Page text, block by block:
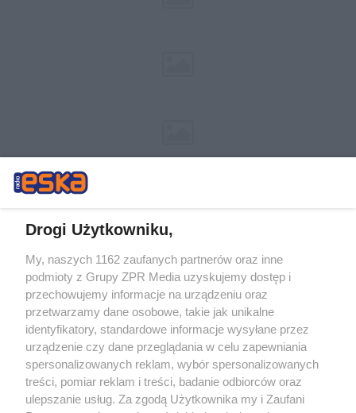
Żaden utwór zamieszczony w serwisie nie może być powielany i
rozpowszechniany lub dalej rozpowszechniany w jakikolwiek sposób (w
tym także elektroniczny lub mechaniczny) na jakimkolwiek polu
eksploatacji w jakiejkolwiek formie, włącznie z umieszczaniem w
Internecie bez pisemnej zgody właściciela praw. Jakiekolwiek użycie lub
wykorzystanie utworów w całości lub w części z naruszeniem prawa,
tzn. bez właściwej zgody, jest zabronione pod groźbą kary i może być
ścigane prawnie.
Drogi Użytkowniku,
My, naszych 1162 zaufanych partnerów oraz inne
podmioty z Grupy ZPR Media uzyskujemy dostęp i
przechowujemy informacje na urządzeniu oraz
przetwarzamy dane osobowe, takie jak unikalne
identyfikatory, standardowe informacje wysyłane przez
urządzenie czy dane przeglądania w celu zapewniania
spersonalizowanych reklam, wybór spersonalizowanych
treści, pomiar reklam i treści, badanie odbiorców oraz
ulepszanie usług. Za zgodą Użytkownika my i Zaufani